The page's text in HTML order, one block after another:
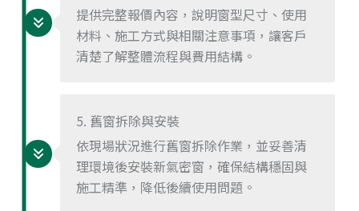
提供完整報價內容，說明窗型尺寸、使用
材料、施工方式與相關注意事項，讓客戶
清楚了解整體流程與費用結構。
5. 舊窗拆除與安裝
依現場狀況進行舊窗拆除作業，並妥善清
理環境後安裝新氣密窗，確保結構穩固與
施工精準，降低後續使用問題。